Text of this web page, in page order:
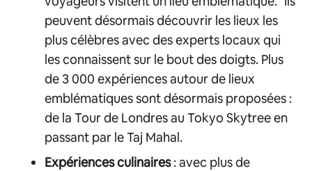
peuvent désormais découvrir les lieux les
plus célèbres avec des experts locaux qui
les connaissent sur le bout des doigts. Plus
de 3 000 expériences autour de lieux
emblématiques sont désormais proposées :
de la Tour de Londres au Tokyo Skytree en
passant par le Taj Mahal.
Expériences culinaires: avec plus de